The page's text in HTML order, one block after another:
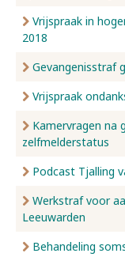
Vrijspraak in
2018
Gevangenisstraf
Vrijspraak
Kamervragen na
zelfmelderstatus
Podcast Tjalling
Werkstraf voor
Leeuwarden
Behandeling